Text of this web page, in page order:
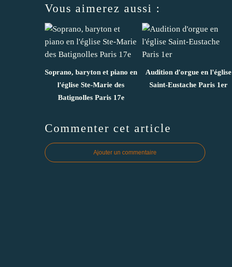
Vous aimerez aussi :
Soprano, baryton et piano en
l'église Ste-Marie des
Batignolles Paris 17e
Audition d'orgue en l'église
Saint-Eustache Paris 1er
Commenter cet article
Ajouter un commentaire